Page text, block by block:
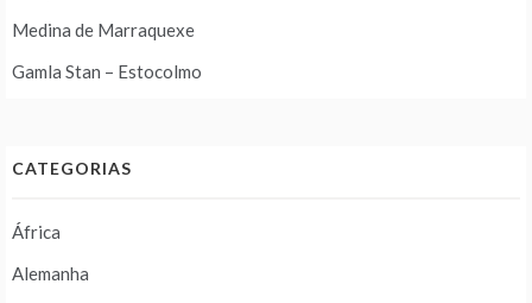
Medina de Marraquexe
Gamla Stan – Estocolmo
CATEGORIAS
África
Alemanha